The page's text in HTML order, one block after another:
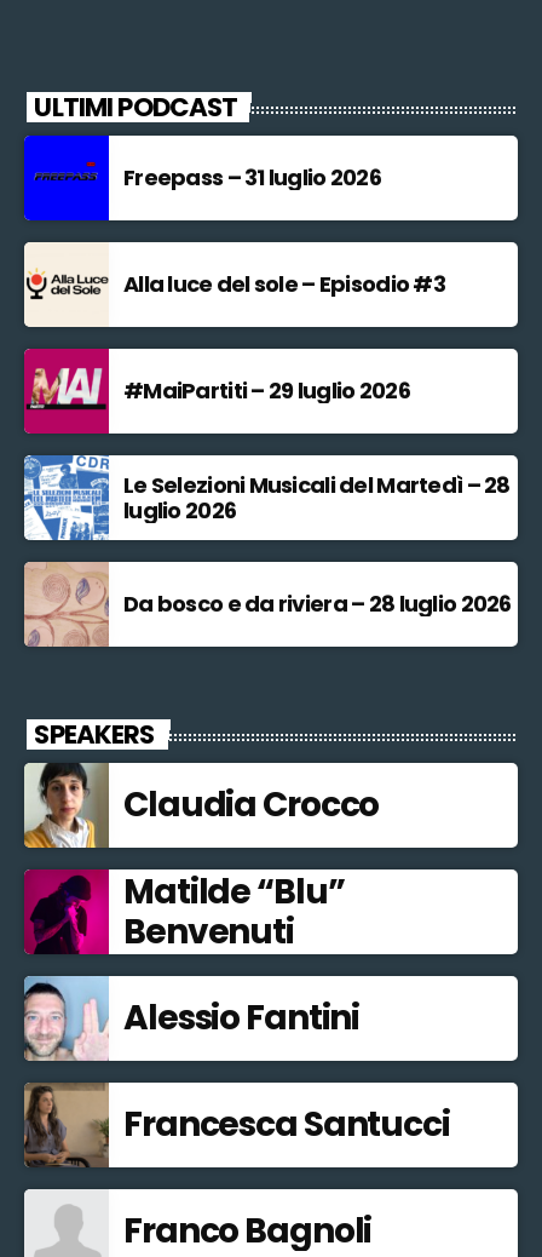
ULTIMI PODCAST
Freepass – 31 luglio 2026
Alla luce del sole – Episodio #3
#MaiPartiti – 29 luglio 2026
Le Selezioni Musicali del Martedì – 28
luglio 2026
Da bosco e da riviera – 28 luglio 2026
SPEAKERS
Claudia Crocco
Matilde “Blu”
Benvenuti
Alessio Fantini
Francesca Santucci
Franco Bagnoli